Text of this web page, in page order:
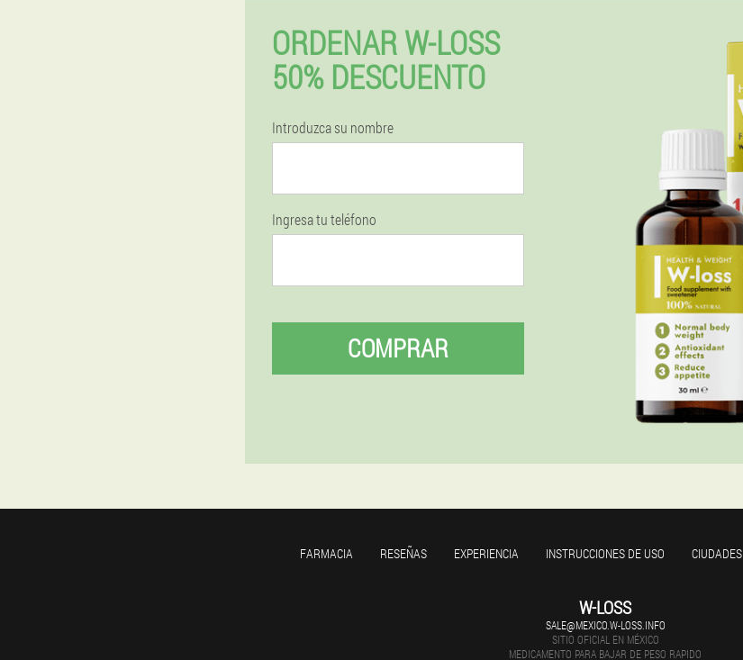
ORDENAR W-LOSS
50% DESCUENTO
Introduzca su nombre
Ingresa tu teléfono
COMPRAR
FARMACIA RESEÑAS EXPERIENCIA INSTRUCCIONES DE USO CIUDADES
W-LOSS
SALE@MEXICO.W-LOSS.INFO
SITIO OFICIAL EN MÉXICO
MEDICAMENTO PARA BAJAR DE PESO RAPIDO